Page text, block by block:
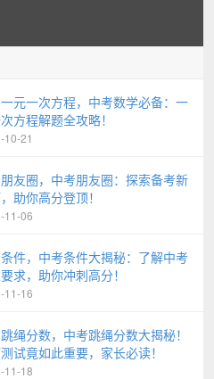
元一次方程，中考数学必备：一
方程解题全攻略！
10-21
友圈，中考朋友圈：探索备考新
助你高分登顶！
11-06
件，中考条件大揭秘：了解中考
求，助你冲刺高分！
11-16
绳分数，中考跳绳分数大揭秘！
试竟如此重要，家长必读！
11-18